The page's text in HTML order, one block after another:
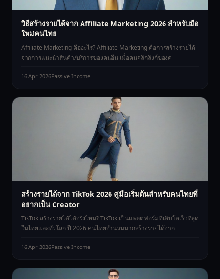
วิธีสร้างรายได้จาก Affiliate Marketing 2026 สำหรับมือ
ใหม่คนไทย
Affiliate Marketing คืออะไร? Affiliate Marketing คือการสร้างรายได้
จากการแนะนำสินค้า/บริการของคนอื่น เมื่อคนคลิกลิงก์ของค
16 Apr 2026Passive Income
สร้างรายได้จาก TikTok 2026 คู่มือเริ่มต้นสำหรับคนไทยที่
อยากเป็น Creator
TikTok สร้างรายได้ได้จริงไหม? TikTok เป็นแพลตฟอร์มที่เติบโตเร็วที่สุด
ในไทยและทั่วโลก ปี 2026 คนไทยจำนวนมากสร้างรายได้จาก
16 Apr 2026Passive Income